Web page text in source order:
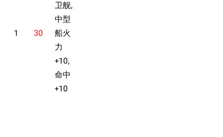
1 30
卫舰,
中型
船火
力
+10,
命中
+10